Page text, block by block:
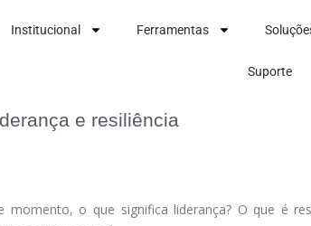
Institucional Ferramentas
Suporte
e resiliência
momento, o que significa liderança? O que é